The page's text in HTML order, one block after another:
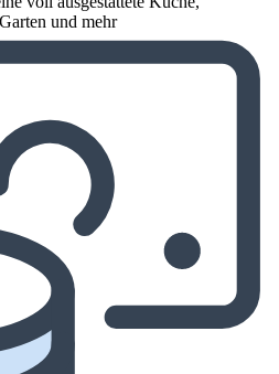
und mehr